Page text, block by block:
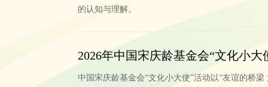
报名。
https://vote6.gmw.cn/
的认知与理解。
中国宋庆龄基金会“文化小大使”活动以“友谊的桥